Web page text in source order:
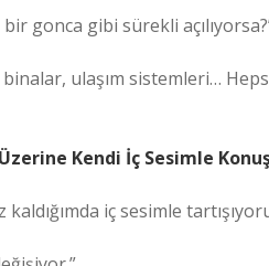
gonca gibi sürekli
ulaşım sistemleri…
Kendi İç Sesimle
kaldığımda iç sesimle